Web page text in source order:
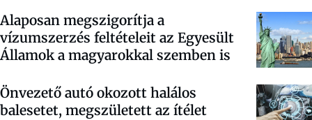
Alaposan megszigorítja a
vízumszerzés feltételeit az Egyesült
Államok a magyarokkal szemben is
Önvezető autó okozott halálos
balesetet, megszületett az ítélet